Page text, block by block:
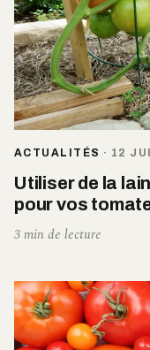
ACTUALITÉS · 12
Utiliser de la
pour vos
3 min de lecture